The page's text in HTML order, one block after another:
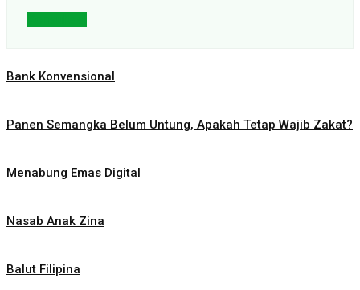
Bank Konvensional
Panen Semangka Belum Untung, Apakah Tetap Wajib Zakat?
Menabung Emas Digital
Nasab Anak Zina
Balut Filipina